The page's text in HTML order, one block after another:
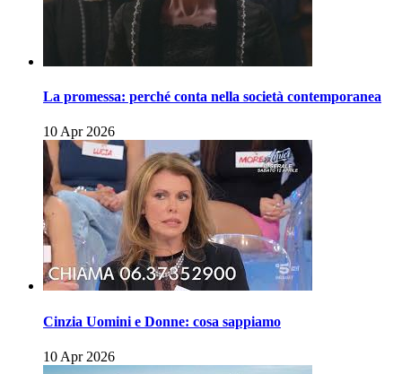
La promessa: perché conta nella società contemporanea
10 Apr 2026
Cinzia Uomini e Donne: cosa sappiamo
10 Apr 2026